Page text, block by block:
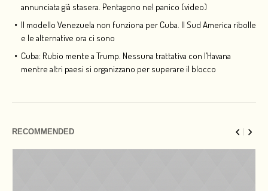
annunciata già stasera. Pentagono nel panico (video)
Il modello Venezuela non funziona per Cuba. Il Sud America ribolle
e le alternative ora ci sono
Cuba: Rubio mente a Trump. Nessuna trattativa con l’Havana
mentre altri paesi si organizzano per superare il blocco
RECOMMENDED